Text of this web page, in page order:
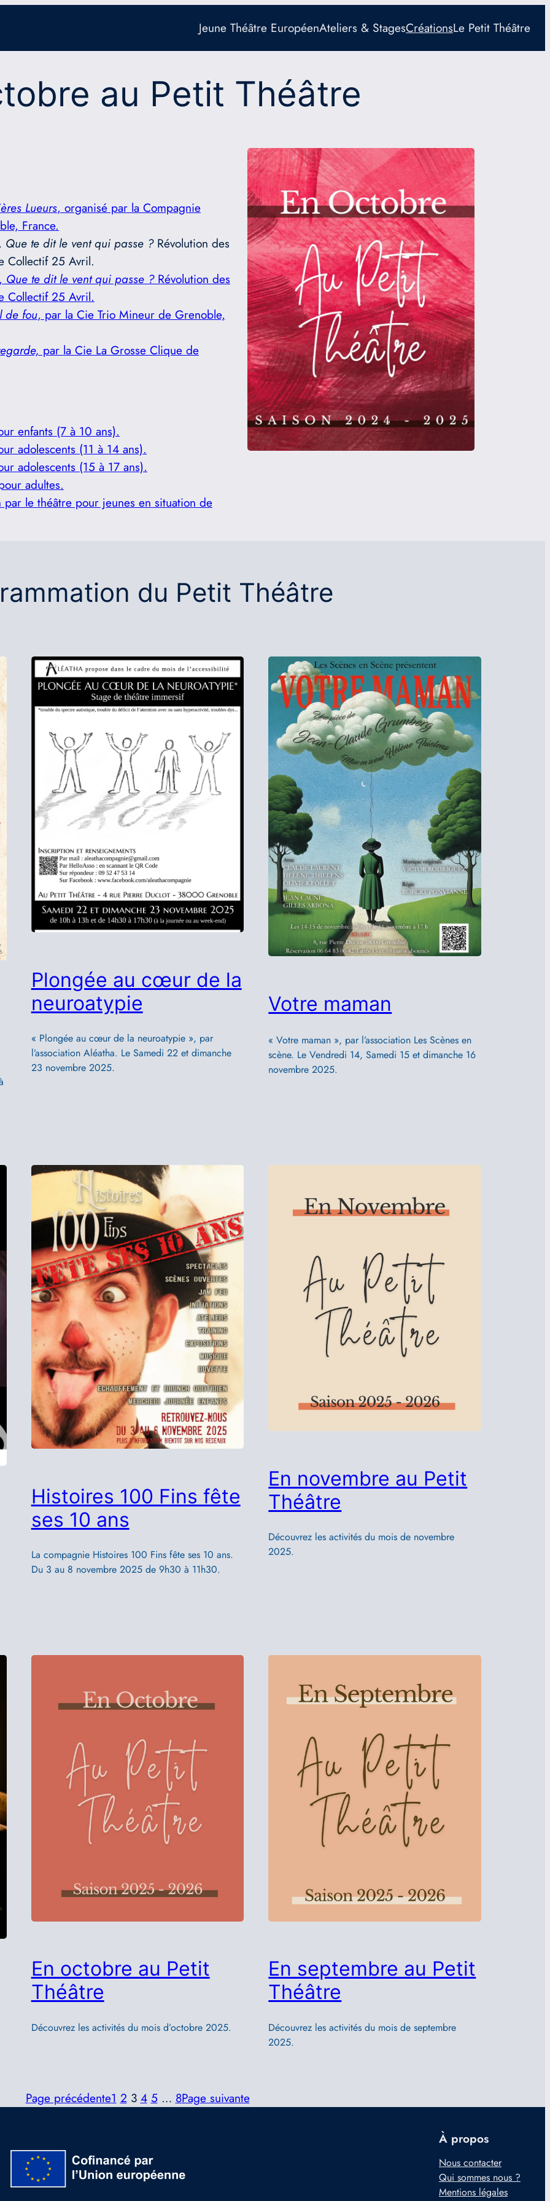
Jeune Théâtre EuropéenAteliers & StagesCréationsLe Petit Théâtre
au Petit Théâtre
Lueurs, organisé par la Compagnie
France.
Que te dit le vent qui passe ?Révolution des
Collectif 25 Avril.
Que te dit le vent qui passe ?Révolution des
Collectif 25 Avril.
de fou, par la Cie Trio Mineur de Grenoble,
par la Cie La Grosse Clique de
enfants (7 à 10 ans).
adolescents (11 à 14 ans).
adolescents (15 à 17 ans).
adultes.
par le théâtre pour jeunes en situation de
du Petit Théâtre
Plongée au cœur de la
neuroatypie
« Plongée au cœur de la neuroatypie », par
l’association Aléatha. Le Samedi 22 et dimanche
23 novembre 2025.
Votre maman
« Votre maman », par l’association Les Scènes en
scène. Le Vendredi 14, Samedi 15 et dimanche 16
novembre 2025.
Histoires 100 Fins fête
ses 10 ans
La compagnie Histoires 100 Fins fête ses 10 ans.
Du 3 au 8 novembre 2025 de 9h30 à 11h30.
En novembre au Petit
Théâtre
Découvrez les activités du mois de novembre
2025.
En octobre au Petit
Théâtre
Découvrez les activités du mois d’octobre 2025.
En septembre au Petit
Théâtre
Découvrez les activités du mois de septembre
2025.
Page précédente1 2 3 4 5 … 8Page suivante
À propos
Nous contacter
Qui sommes nous ?
Mentions légales